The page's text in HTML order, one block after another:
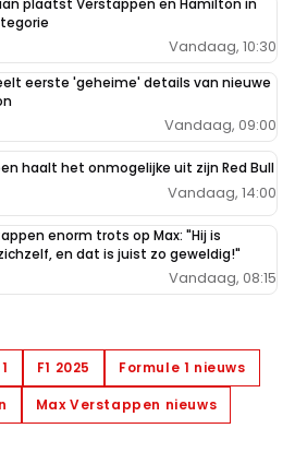
Vandaag, 10:30
eerste 'geheime' details van nieuwe
Vandaag, 09:00
haalt het onmogelijke uit zijn Red Bull
Vandaag, 14:00
enorm trots op Max: "Hij is
en dat is juist zo geweldig!"
Vandaag, 08:15
F1 2025
Formule 1 nieuws
Max Verstappen nieuws